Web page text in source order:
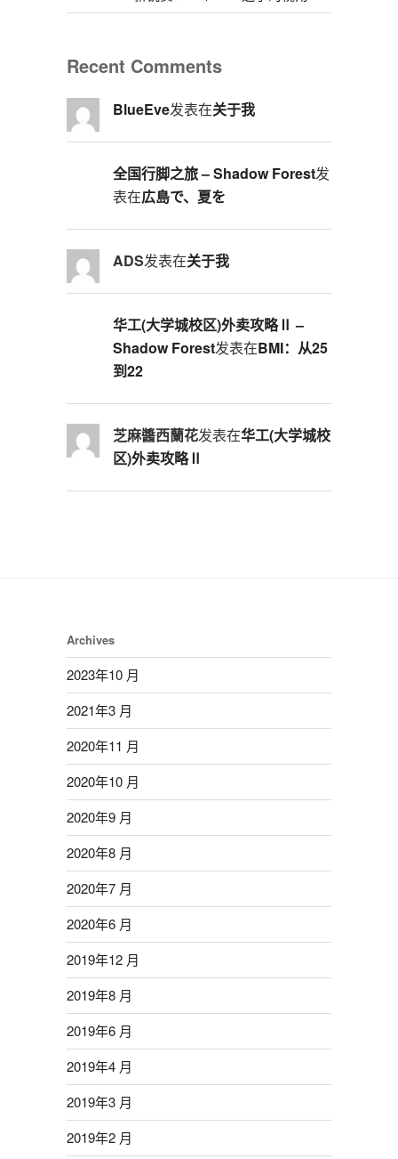
Recent Comments
BlueEve发表在关于我
全国行脚之旅 – Shadow Forest发
表在広島で、夏を
ADS发表在关于我
华工(大学城校区)外卖攻略Ⅱ –
Shadow Forest发表在BMI：从25
到22
芝麻醬西蘭花发表在华工(大学城校
区)外卖攻略Ⅱ
Archives
2023年10 月
2021年3 月
2020年11 月
2020年10 月
2020年9 月
2020年8 月
2020年7 月
2020年6 月
2019年12 月
2019年8 月
2019年6 月
2019年4 月
2019年3 月
2019年2 月